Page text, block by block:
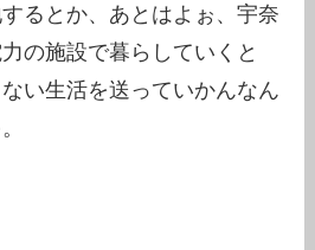
るとか、あとはよぉ、宇奈
の施設で暮らしていくと
い生活を送っていかんなん